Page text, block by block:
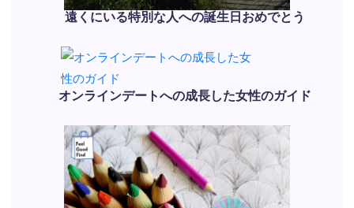
遠くにいる特別な人への誕生日おめでとう
オンラインデートへの成長した女性のガイド